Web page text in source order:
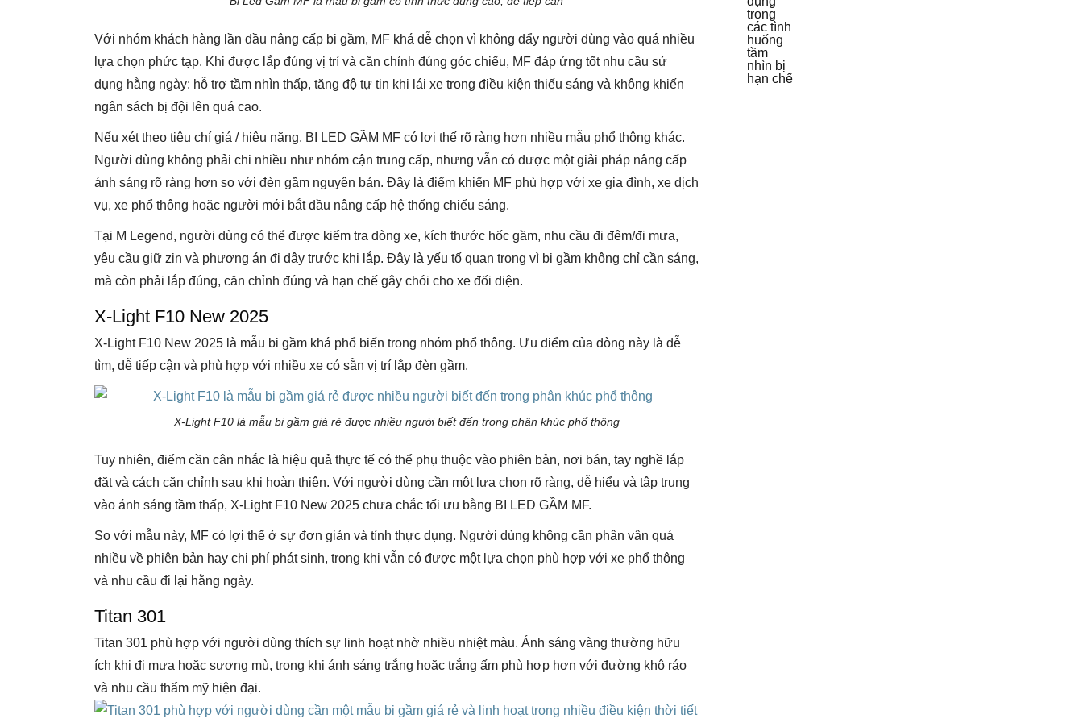
Với nhóm khách hàng lần đầu nâng cấp bi gầm, MF khá dễ chọn vì không đẩy người dùng vào quá nhiều
lựa chọn phức tạp. Khi được lắp đúng vị trí và căn chỉnh đúng góc chiếu, MF đáp ứng tốt nhu cầu sử
dụng hằng ngày: hỗ trợ tầm nhìn thấp, tăng độ tự tin khi lái xe trong điều kiện thiếu sáng và không khiến
ngân sách bị đội lên quá cao.
Nếu xét theo tiêu chí giá / hiệu năng, BI LED GẦM MF có lợi thế rõ ràng hơn nhiều mẫu phổ thông khác.
Người dùng không phải chi nhiều như nhóm cận trung cấp, nhưng vẫn có được một giải pháp nâng cấp
ánh sáng rõ ràng hơn so với đèn gầm nguyên bản. Đây là điểm khiến MF phù hợp với xe gia đình, xe dịch
vụ, xe phổ thông hoặc người mới bắt đầu nâng cấp hệ thống chiếu sáng.
Tại M Legend, người dùng có thể được kiểm tra dòng xe, kích thước hốc gầm, nhu cầu đi đêm/đi mưa,
yêu cầu giữ zin và phương án đi dây trước khi lắp. Đây là yếu tố quan trọng vì bi gầm không chỉ cần sáng,
mà còn phải lắp đúng, căn chỉnh đúng và hạn chế gây chói cho xe đối diện.
X-Light F10 New 2025
X-Light F10 New 2025 là mẫu bi gầm khá phổ biến trong nhóm phổ thông. Ưu điểm của dòng này là dễ
tìm, dễ tiếp cận và phù hợp với nhiều xe có sẵn vị trí lắp đèn gầm.
X-Light F10 là mẫu bi gầm giá rẻ được nhiều người biết đến trong phân khúc phổ thông
Tuy nhiên, điểm cần cân nhắc là hiệu quả thực tế có thể phụ thuộc vào phiên bản, nơi bán, tay nghề lắp
đặt và cách căn chỉnh sau khi hoàn thiện. Với người dùng cần một lựa chọn rõ ràng, dễ hiểu và tập trung
vào ánh sáng tầm thấp, X-Light F10 New 2025 chưa chắc tối ưu bằng BI LED GẦM MF.
So với mẫu này, MF có lợi thế ở sự đơn giản và tính thực dụng. Người dùng không cần phân vân quá
nhiều về phiên bản hay chi phí phát sinh, trong khi vẫn có được một lựa chọn phù hợp với xe phổ thông
và nhu cầu đi lại hằng ngày.
Titan 301
Titan 301 phù hợp với người dùng thích sự linh hoạt nhờ nhiều nhiệt màu. Ánh sáng vàng thường hữu
ích khi đi mưa hoặc sương mù, trong khi ánh sáng trắng hoặc trắng ấm phù hợp hơn với đường khô ráo
và nhu cầu thẩm mỹ hiện đại.